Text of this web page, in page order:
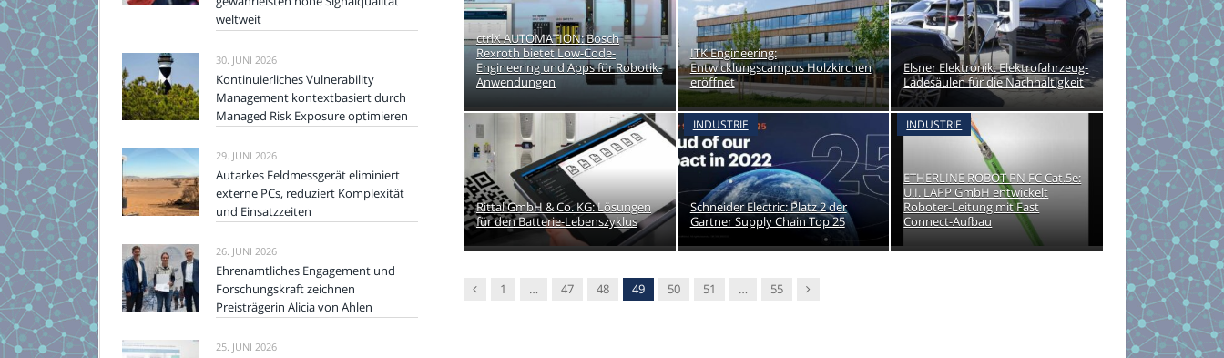
ctrlX AUTOMATION: Bosch
Rexroth bietet Low-Code-
Engineering und Apps für Robotik-
Anwendungen
ITK Engineering:
Entwicklungscampus Holzkirchen
eröffnet
Elsner Elektronik: Elektrofahrzeug-
Ladesäulen für die Nachhaltigkeit
Rittal GmbH & Co. KG: Lösungen
für den Batterie-Lebenszyklus
INDUSTRIE
Schneider Electric: Platz 2 der
Gartner Supply Chain Top 25
INDUSTRIE
ETHERLINE ROBOT PN FC Cat.5e:
U.I. LAPP GmbH entwickelt
Roboter-Leitung mit Fast
Connect-Aufbau
Vorgänger
1 … 47 48 49 50 51 … 55 Nachfolger
weltweit
30. JUNI 2026
Kontinuierliches Vulnerability
Management kontextbasiert durch
Managed Risk Exposure optimieren
29. JUNI 2026
Autarkes Feldmessgerät eliminiert
externe PCs, reduziert Komplexität
und Einsatzzeiten
26. JUNI 2026
Ehrenamtliches Engagement und
Forschungskraft zeichnen
Preisträgerin Alicia von Ahlen
25. JUNI 2026